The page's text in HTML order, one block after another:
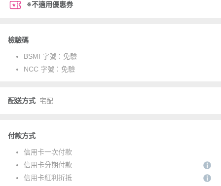
※不適用優惠券
檢驗碼
BSMI 字號： 免驗
NCC 字號： 免驗
配送方式 宅配
付款方式
信用卡一次付款
信用卡分期付款
信用卡紅利折抵